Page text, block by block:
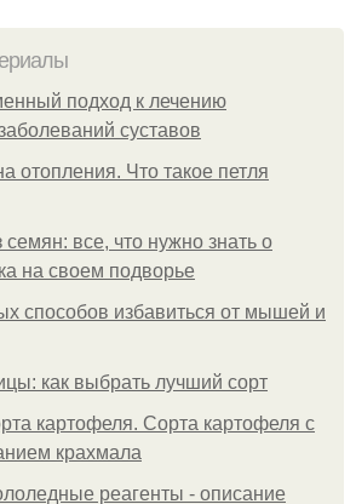
подход к лечению
суставов
отопления. Что такое петля
все, что нужно знать о
на своем подворье
способов избавиться от мышей и
как выбрать лучший сорт
картофеля. Сорта картофеля с
крахмала
реагенты - описание